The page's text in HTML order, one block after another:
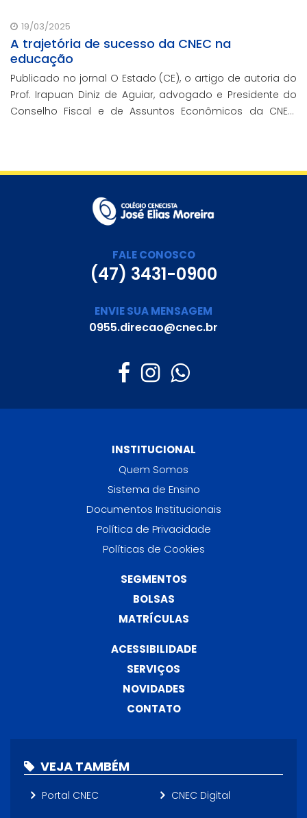
19/03/2025
A trajetória de sucesso da CNEC na
educação
Publicado no jornal O Estado (CE), o artigo de autoria do
Prof. Irapuan Diniz de Aguiar, advogado e Presidente do
Conselho Fiscal e de Assuntos Econômicos da CNEC,
FALE CONOSCO
(47) 3431-0900
ENVIE SUA MENSAGEM
0955.direcao@cnec.br
INSTITUCIONAL
Quem Somos
Sistema de Ensino
Documentos Institucionais
Política de Privacidade
Políticas de Cookies
SEGMENTOS
BOLSAS
MATRÍCULAS
ACESSIBILIDADE
SERVIÇOS
NOVIDADES
CONTATO
VEJA TAMBÉM
Portal CNEC CNEC Digital